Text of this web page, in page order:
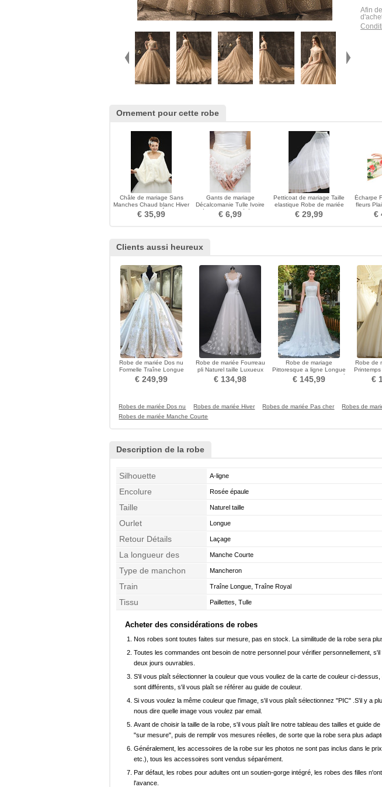
Afin
Ornement pour cette robe
Châle de mariage Sans
Manches Chaud blanc Hiver
Romantique Épais
€ 35,99
Gants de mariage
Décalcomanie Tulle Ivoire
Poétique Mince Cérémonie
€ 6,99
Petticoat de mariage Taille
elastique Robe de mariée
Taffetas en polyester
€ 29,99
Écharpe
fleurs
€
Clients aussi heureux
Robe de mariée Dos nu
Formelle Traîne Longue
ride Eglise A-ligne
€ 249,99
Robe de mariée Fourreau
pli Naturel taille Luxueux
Tulle Plage
€ 134,98
Robe de mariage
Pittoresque a ligne Longue
Sans Manches Fermeture à
glissière
€ 145,99
Robe de
€
Robes de mariée Dos nu Robes de mariée Hiver Robes de mariée Pas cher Robes de
Robes de mariée Manche Courte
Description de la robe
Silhouette A-ligne
Encolure Rosée épaule
Taille Naturel taille
Ourlet Longue
Retour Détails Laçage
La longueur des
manches
Manche Courte
Type de manchon Mancheron
Train Traîne Longue, Traîne Royal
Tissu Paillettes, Tulle
Acheter des considérations de robes
Nos robes sont toutes faites sur mesure, pas en stock. La similitude de la robe sera
Toutes les commandes ont besoin de notre personnel pour vérifier personnellement,
deux jours ouvrables.
S'il vous plaît sélectionner la couleur que vous vouliez de la carte de couleur ci-
sont différents, s'il vous plaît se référer au guide de couleur.
Si vous voulez la même couleur que l'image, s'il vous plaît sélectionnez "PIC" .S'il y a
nous dire quelle image vous voulez par email.
Avant de choisir la taille de la robe, s'il vous plaît lire notre tableau des tailles et guide
"sur mesure", puis de remplir vos mesures réelles, de sorte que la robe sera plus
Généralement, les accessoires de la robe sur les photos ne sont pas inclus dans le
etc.), tous les accessoires sont vendus séparément.
Par défaut, les robes pour adultes ont un soutien-gorge intégré, les robes des filles
l'avance.